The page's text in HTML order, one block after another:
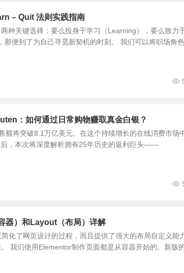
– Quit 法则实践指南
种关键选择：要么投身于学习（Learning），要么致力
那便到了为自己寻觅新契机的时刻。 我们可以将职场角
：如何通过日常购物赚取真金白银？
额将突破8.1万亿美元。在这个持续增长的在线消费市场
，本次将深度解析拥有25年历史的返利巨头——
器）和Layout（布局）详解
化了网页设计的过程，而且提供了强大的布局自定义能
我们使用Elementor制作页面都是从容器开始的。新版的